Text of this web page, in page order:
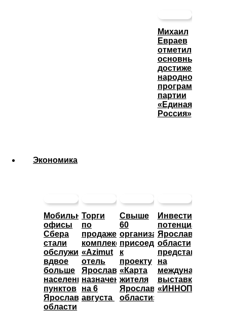
Михаил
Евраев
отметил
основные
достижения
народной
программы
партии
«Единая
Россия»
Экономика
Мобильные
офисы
Сбера
стали
обслуживать
вдвое
больше
населенных
пунктов
Ярославской
области
Торги
по
продаже
комплекса
«Azimut
отель
Ярославль»
назначены
на 6
августа
Свыше
60
организаций
присоединились
к
проекту
«Карта
жителя
Ярославской
области»
потенциал
Ярославской
области
представят
на
международной
выставке
«ИННОПРОМ»